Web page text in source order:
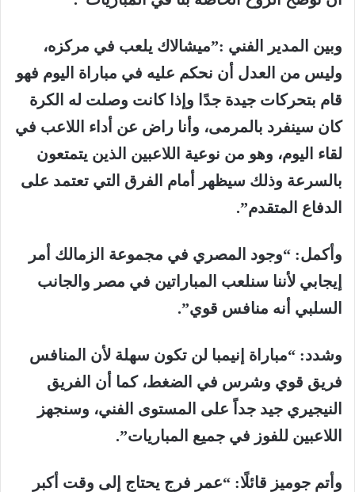
وبين المدير الفني :”ميشالاك يلعب في مركزه،
وليس من العدل أن نحكم عليه في مباراة اليوم فهو
قام بتحركات جيدة جدًا وإذا كانت وصلت له الكرة
كان سينفرد بالمرمى، وأنا راض عن أداء اللاعب في
لقاء اليوم، وهو من نوعية اللاعبين الذين يتمتعون
بالسرعة وذلك سيظهر أمام الفرق التي تعتمد على
الدفاع المتقدم”.
وأكمل: “وجود المصري في مجموعة الزمالك أمر
إيجابي لأننا سنلعب المباراتين في مصر والجانب
السلبي أنه منافس قوي”.
وشدد: “مباراة إنيمبا لن تكون سهلة لأن المنافس
فريق قوي وشرس في الضغط، كما أن الفريق
النيجيري جيد جداً على المستوى الفني، وسنجهز
اللاعبين للفوز في جميع المباريات”.
وأتم جوميز قائلًا: “عمر فرج يحتاج إلى وقت أكبر